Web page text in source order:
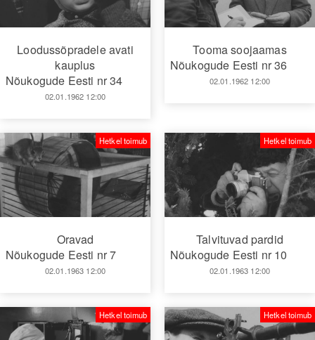
Loodussõpradele avati
kauplus
Nõukogude Eesti nr 34
02.01.1962 12:00
Tooma soojaamas
Nõukogude Eesti nr 36
02.01.1962 12:00
Oravad
Nõukogude Eesti nr 7
02.01.1963 12:00
Hetkel toimub
Talvituvad pardid
Nõukogude Eesti nr 10
02.01.1963 12:00
Hetkel toimub
Hetkel toimub Hetkel toimub